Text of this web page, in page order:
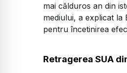
mai călduros an din
mediului, a explicat
pentru încetinirea
Retragerea SUA